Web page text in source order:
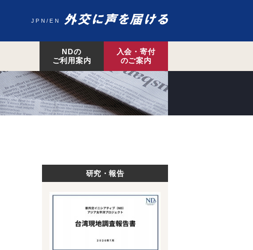
JPN EN
NDの
ご利用案内
入会・寄付
のご案内
研究・報告